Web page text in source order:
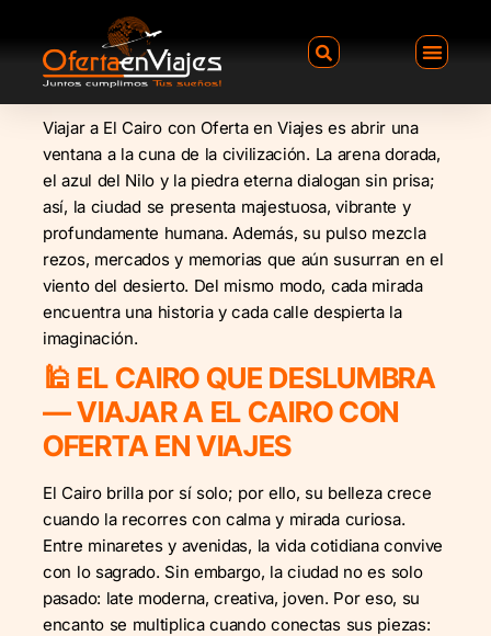
Viajar a El Cairo con Oferta en Viajes es abrir una
ventana a la cuna de la civilización. La arena dorada,
el azul del Nilo y la piedra eterna dialogan sin prisa;
así, la ciudad se presenta majestuosa, vibrante y
profundamente humana. Además, su pulso mezcla
rezos, mercados y memorias que aún susurran en el
viento del desierto. Del mismo modo, cada mirada
encuentra una historia y cada calle despierta la
imaginación.
🕌 EL CAIRO QUE DESLUMBRA
— VIAJAR A EL CAIRO CON
OFERTA EN VIAJES
El Cairo brilla por sí solo; por ello, su belleza crece
cuando la recorres con calma y mirada curiosa.
Entre minaretes y avenidas, la vida cotidiana convive
con lo sagrado. Sin embargo, la ciudad no es solo
pasado: late moderna, creativa, joven. Por eso, su
encanto se multiplica cuando conectas sus piezas: